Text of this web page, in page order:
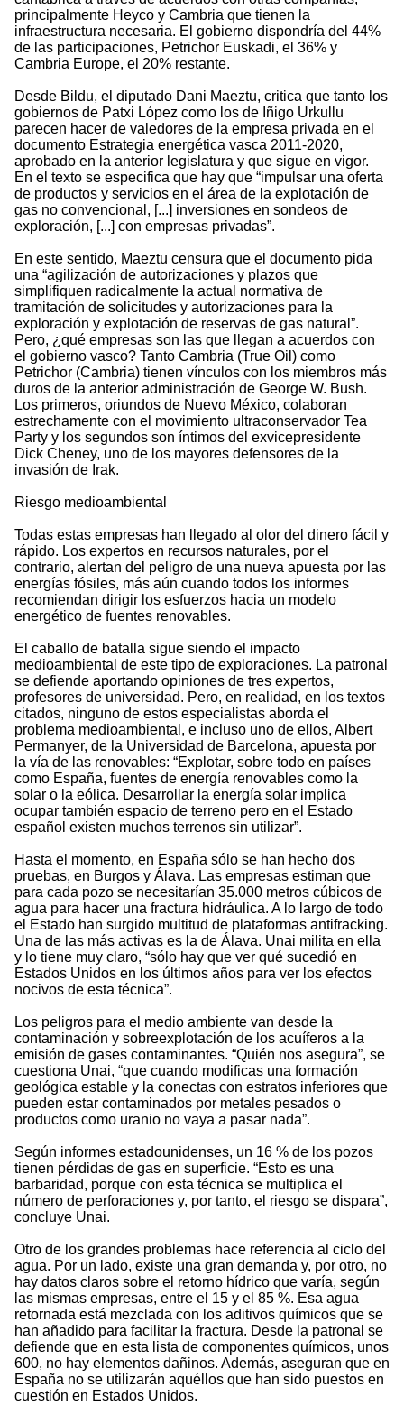
principalmente Heyco y Cambria que tienen la
infraestructura necesaria. El gobierno dispondría del 44%
de las participaciones, Petrichor Euskadi, el 36% y
Cambria Europe, el 20% restante.
Desde Bildu, el diputado Dani Maeztu, critica que tanto los
gobiernos de Patxi López como los de Iñigo Urkullu
parecen hacer de valedores de la empresa privada en el
documento Estrategia energética vasca 2011-2020,
aprobado en la anterior legislatura y que sigue en vigor.
En el texto se especifica que hay que “impulsar una oferta
de productos y servicios en el área de la explotación de
gas no convencional, [...] inversiones en sondeos de
exploración, [...] con empresas privadas”.
En este sentido, Maeztu censura que el documento pida
una “agilización de autorizaciones y plazos que
simplifiquen radicalmente la actual normativa de
tramitación de solicitudes y autorizaciones para la
exploración y explotación de reservas de gas natural”.
Pero, ¿qué empresas son las que llegan a acuerdos con
el gobierno vasco? Tanto Cambria (True Oil) como
Petrichor (Cambria) tienen vínculos con los miembros más
duros de la anterior administración de George W. Bush.
Los primeros, oriundos de Nuevo México, colaboran
estrechamente con el movimiento ultraconservador Tea
Party y los segundos son íntimos del exvicepresidente
Dick Cheney, uno de los mayores defensores de la
invasión de Irak.
Riesgo medioambiental
Todas estas empresas han llegado al olor del dinero fácil y
rápido. Los expertos en recursos naturales, por el
contrario, alertan del peligro de una nueva apuesta por las
energías fósiles, más aún cuando todos los informes
recomiendan dirigir los esfuerzos hacia un modelo
energético de fuentes renovables.
El caballo de batalla sigue siendo el impacto
medioambiental de este tipo de exploraciones. La patronal
se defiende aportando opiniones de tres expertos,
profesores de universidad. Pero, en realidad, en los textos
citados, ninguno de estos especialistas aborda el
problema medioambiental, e incluso uno de ellos, Albert
Permanyer, de la Universidad de Barcelona, apuesta por
la vía de las renovables: “Explotar, sobre todo en países
como España, fuentes de energía renovables como la
solar o la eólica. Desarrollar la energía solar implica
ocupar también espacio de terreno pero en el Estado
español existen muchos terrenos sin utilizar”.
Hasta el momento, en España sólo se han hecho dos
pruebas, en Burgos y Álava. Las empresas estiman que
para cada pozo se necesitarían 35.000 metros cúbicos de
agua para hacer una fractura hidráulica. A lo largo de todo
el Estado han surgido multitud de plataformas antifracking.
Una de las más activas es la de Álava. Unai milita en ella
y lo tiene muy claro, “sólo hay que ver qué sucedió en
Estados Unidos en los últimos años para ver los efectos
nocivos de esta técnica”.
Los peligros para el medio ambiente van desde la
contaminación y sobreexplotación de los acuíferos a la
emisión de gases contaminantes. “Quién nos asegura”, se
cuestiona Unai, “que cuando modificas una formación
geológica estable y la conectas con estratos inferiores que
pueden estar contaminados por metales pesados o
productos como uranio no vaya a pasar nada”.
Según informes estadounidenses, un 16 % de los pozos
tienen pérdidas de gas en superficie. “Esto es una
barbaridad, porque con esta técnica se multiplica el
número de perforaciones y, por tanto, el riesgo se dispara”,
concluye Unai.
Otro de los grandes problemas hace referencia al ciclo del
agua. Por un lado, existe una gran demanda y, por otro, no
hay datos claros sobre el retorno hídrico que varía, según
las mismas empresas, entre el 15 y el 85 %. Esa agua
retornada está mezclada con los aditivos químicos que se
han añadido para facilitar la fractura. Desde la patronal se
defiende que en esta lista de componentes químicos, unos
600, no hay elementos dañinos. Además, aseguran que en
España no se utilizarán aquéllos que han sido puestos en
cuestión en Estados Unidos.